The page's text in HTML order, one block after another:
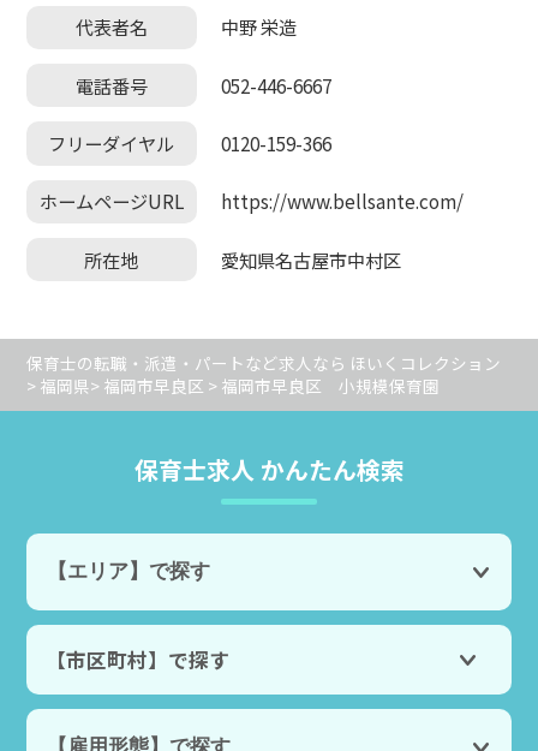
代表者名
中野 栄造
電話番号 052-446-6667
フリーダイヤル 0120-159-366
ホームページURL https://www.bellsante.com/
所在地 愛知県名古屋市中村区
保育士の転職・派遣・パートなど求人なら ほいくコレクション
> 福岡県> 福岡市早良区 > 福岡市早良区 小規模保育園
保育士求人 かんたん検索
【市区町村】で探す